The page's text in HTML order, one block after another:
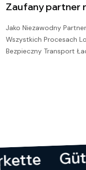
Zaufany partner
Jako Niezawodny
Wszystkich Procesach
Bezpieczny Transport